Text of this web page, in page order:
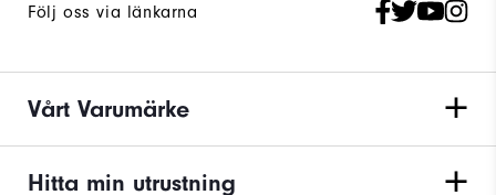
Följ oss via länkarna
Vårt Varumärke
Hitta min utrustning